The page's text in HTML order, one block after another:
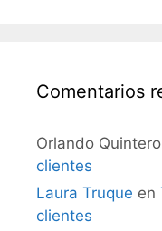
Comentarios
Orlando Quintero
clientes
Laura Truque en
clientes